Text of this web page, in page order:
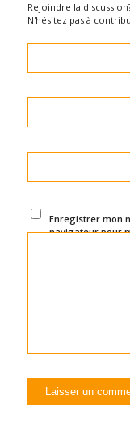
Rejoindre la
N'hésitez pas à
Enregistrer mon
navigateur pour